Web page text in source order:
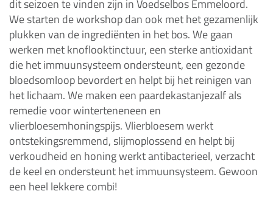
dit seizoen te vinden zijn in Voedselbos Emmeloord.
We starten de workshop dan ook met het gezamenlijk
plukken van de ingrediënten in het bos. We gaan
werken met knoflooktinctuur, een sterke antioxidant
die het immuunsysteem ondersteunt, een gezonde
bloedsomloop bevordert en helpt bij het reinigen van
het lichaam. We maken een paardekastanjezalf als
remedie voor winterteneneen en
vlierbloesemhoningspijs. Vlierbloesem werkt
ontstekingsremmend, slijmoplossend en helpt bij
verkoudheid en honing werkt antibacterieel, verzacht
de keel en ondersteunt het immuunsysteem. Gewoon
een heel lekkere combi!